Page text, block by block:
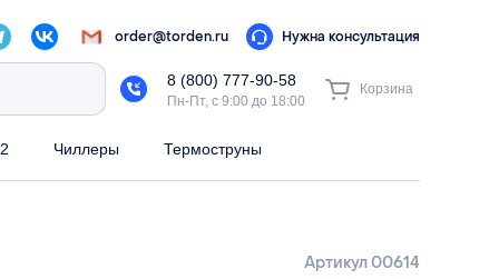
order@torden.ru Нужна консультация
8 (800) 777-90-58
Пн-Пт, с 9:00 до 18:00
Корзина
Чиллеры Термоструны
Артикул 00614